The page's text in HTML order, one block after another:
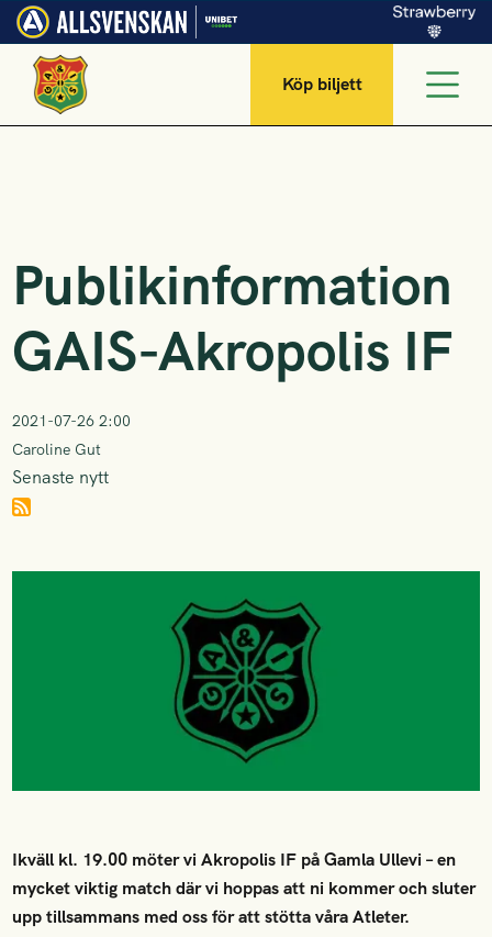
Köp biljett
Publikinformation
GAIS-Akropolis IF
2021-07-26 2:00
Caroline Gut
Senaste nytt
Ikväll kl. 19.00 möter vi Akropolis IF på Gamla Ullevi – en
mycket viktig match där vi hoppas att ni kommer och sluter
upp tillsammans med oss för att stötta våra Atleter.